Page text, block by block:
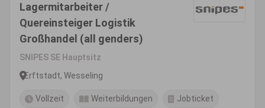
Lagermitarbeiter /
Quereinsteiger Logistik
Großhandel (all genders)
SNIPES SE Hauptsitz
Erftstadt, Wesseling
Vollzeit Weiterbildungen Jobticket